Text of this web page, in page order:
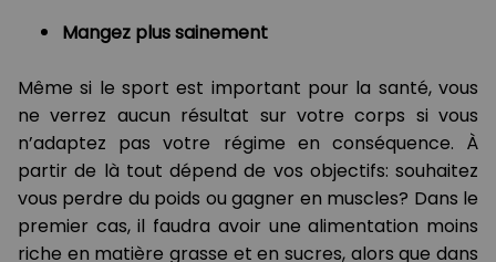
Mangez plus sainement
Même si le sport est important pour la santé, vous
ne verrez aucun résultat sur votre corps si vous
n’adaptez pas votre régime en conséquence. À
partir de là tout dépend de vos objectifs: souhaitez
vous perdre du poids ou gagner en muscles? Dans le
premier cas, il faudra avoir une alimentation moins
riche en matière grasse et en sucres, alors que dans